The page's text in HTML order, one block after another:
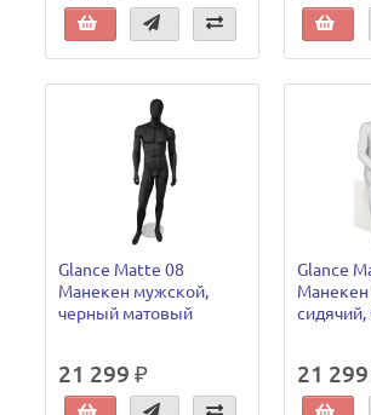
Glance Matte 08
Манекен мужской,
черный матовый
21 299 ₽
Glance
21